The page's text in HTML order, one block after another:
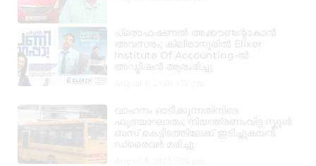
പ്രൊഫഷണൽ അക്കൗണ്ടന്റാകാൻ
അവസരം; കിലിമാനൂരിൽ Elixer
Institute Of Accounting-ൽ
അഡ്മിഷൻ ആരംഭിച്ചു
വാഹനം ഓടിക്കുന്നതിനിടെ
ഹൃദയാഘാതം; നിയന്ത്രണംവിട്ട സ്കൂൾ
ബസ് കെട്ടിടത്തിലേക്ക് ഇടിച്ചുകയറി,
ഡ്രൈവർ മരിച്ചു